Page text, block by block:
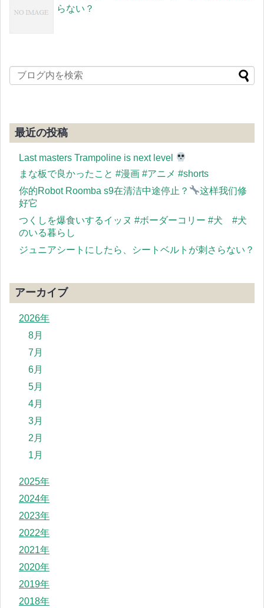
らない？
最近の投稿
Last masters Trampoline is next level
まな板で良かったこと #漫画 #アニメ #shorts
你的Robot Roomba s9在清洁中途停止？
这样我们修
好它
つくしを爆食いするイッヌ #ボーダーコリー #犬 #犬
のいる暮らし
ジュニアシートにしたら、シートベルトが刺さらない？
アーカイブ
2026年
8月
7月
6月
5月
4月
3月
2月
1月
2025年
2024年
2023年
2022年
2021年
2020年
2019年
2018年